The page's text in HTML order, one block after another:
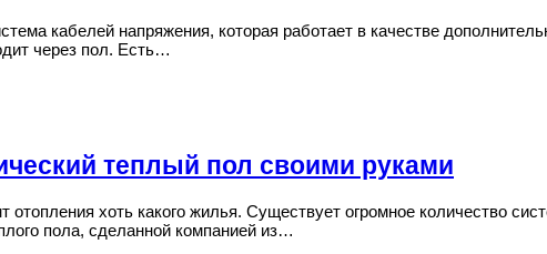
кабелей напряжения, которая работает в качестве
через пол. Есть…
теплый пол своими руками
хоть какого жилья. Существует огромное количество
пола, сделанной компанией из…